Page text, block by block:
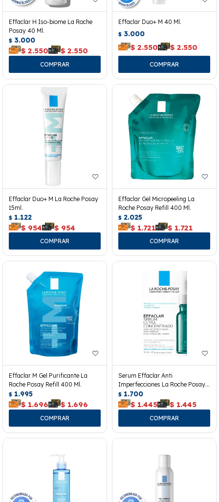
Effaclar H Iso-biome La Roche
Posay 40 Ml.
$ 3.000
$ 2.550 $ 2.550
Effaclar Duo+ M 40 Ml.
$ 3.000
$ 2.550 $ 2.550
Effaclar Duo+ M La Roche Posay
15ml.
$ 1.122
$ 954 $ 954
Effaclar Gel Micropeeling La
Roche Posay Refill 400 Ml.
$ 2.025
$ 1.721 $ 1.721
Effaclar M Gel Purificante La
Roche Posay Refill 400 Ml.
$ 1.995
$ 1.696 $ 1.696
Serum Effaclar Anti
Imperfecciones La Roche Posay
15 Ml.
$ 1.700
$ 1.445 $ 1.445